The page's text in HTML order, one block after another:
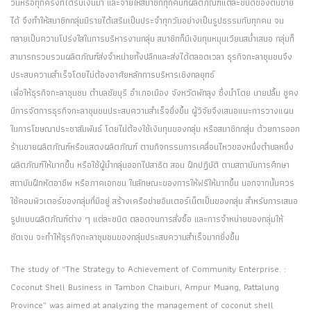
ได้ จึงทำให้สมาชิกกลุ่มมีรายได้เสริมเป็นประจำทุกวันอย่างเป็นรูปธรรมกับทุกคน จน
กลายเป็นความโปร่งใสในการบริหารงานกลุ่ม สมาชิกก็มีเงินทุนหมุนเวียนสม่ำเสมอ กลุ่มก็
สามารถรวบรวมผลิตภัณฑ์ส่งจำหน่ายทั้งปลีกและส่งได้ตลอดเวลา ธุรกิจกะลาชุมชนจึง
ประสบความสำเร็จโดยไม่ต้องอาศัยหลักการบริหารเชิงกลยุทธ์
เพื่อให้ธุรกิจกะลาชุมชน ตำบลชัยบุรี อำเภอเมือง จังหวัดพัทลุง ซึ่งนำโดย นายปลื้ม ชูคง
มีการจัดการธุรกิจกะลาชุมชนประสบความสำเร็จยิ่งขึ้น ผู้วิจัยจึงเสนอแนะการวางแผน
ในการโฆษณาประชาสัมพันธ์ โดยไม่ต้องใช้เงินทุนของกลุ่ม หรือสมาชิกกลุ่ม ด้วยการออก
ร้านขายผลิตภัณฑ์หรือแสดงผลิตภัณฑ์ ตามกิจกรรมการเคลื่อนไหวของหนึ่งตำบลหนึ่ง
ผลิตภัณฑ์ให้มากขึ้น หรือใช้ผู้นำกลุ่มออกไปสาธิต สอน ฝึกปฏิบัติ ตามสถาบันการศึกษา
สถาบันฝึกหัดอาชีพ หรือภาคเอกชน ในลักษณะของการให้ฟรีให้มากขึ้น นอกจากนั้นควร
ใช้คอมพิวเตอร์ของกลุ่มที่มีอยู่ สร้างเครือข่ายอินเตอร์เน็ตเป็นของกลุ่ม สำหรับการเสนอ
รูปแบบผลิตภัณฑ์ต่าง ๆ แต่ละชนิด ตลอดจนการสั่งซื้อ และการจำหน่ายของกลุ่มให้
ชัดเจน จะทำให้ธุรกิจกะลาชุมชนของกลุ่มประสบความสำเร็จมากยิ่งขึ้น
The study of “The Strategy to Achievement of Community Enterprise. :
Coconut Shell Business in Tambon Chaiburi, Ampur Muang, Pattalung
Province” was aimed at analyzing the management of coconut shell